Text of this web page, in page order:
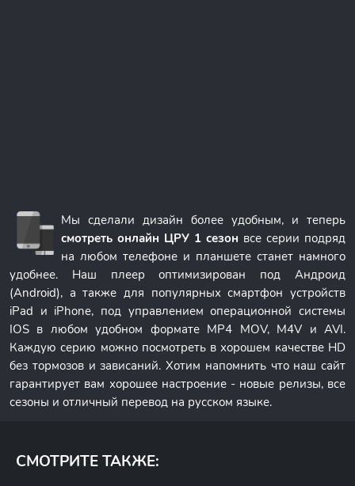
Мы сделали дизайн более удобным, и теперь
смотреть онлайн ЦРУ 1 сезон все серии подряд
на любом телефоне и планшете станет намного
удобнее. Наш плеер оптимизирован под Андроид
(Android), а также для популярных смартфон устройств
iPad и iPhone, под управлением операционной системы
IOS в любом удобном формате MP4 MOV, M4V и AVI.
Каждую серию можно посмотреть в хорошем качестве HD
без тормозов и зависаний. Хотим напомнить что наш сайт
гарантирует вам хорошее настроение - новые релизы, все
сезоны и отличный перевод на русском языке.
СМОТРИТЕ ТАКЖЕ: